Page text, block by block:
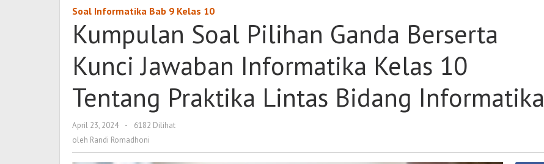
Pilihan
Berserta
Jawaban
Kelas
10
Lintas
Soal Informatika Bab 9 Kelas 10
Kumpulan Soal Pilihan Ganda Berserta
Kunci Jawaban Informatika Kelas 10
Tentang Praktika Lintas Bidang Informatika
April 23, 2024
oleh
Randi
-
6182 Dilihat
oleh Randi Romadhoni